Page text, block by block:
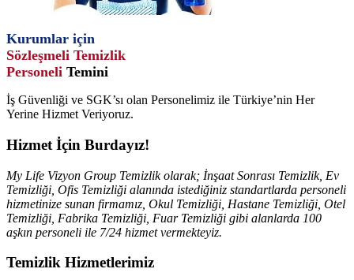
Kurumlar için
Sözleşmeli Temizlik
Personeli Temini
İş Güvenliği ve SGK’sı olan Personelimiz ile Türkiye’nin Her
Yerine Hizmet Veriyoruz.
Hizmet İçin Burdayız!
My Life Vizyon Group Temizlik olarak; İnşaat Sonrası Temizlik, Ev
Temizliği, Ofis Temizliği alanında istediğiniz standartlarda personeli
hizmetinize sunan firmamız, Okul Temizliği, Hastane Temizliği, Otel
Temizliği, Fabrika Temizliği, Fuar Temizliği gibi alanlarda 100
aşkın personeli ile 7/24 hizmet vermekteyiz.
Temizlik Hizmetlerimiz